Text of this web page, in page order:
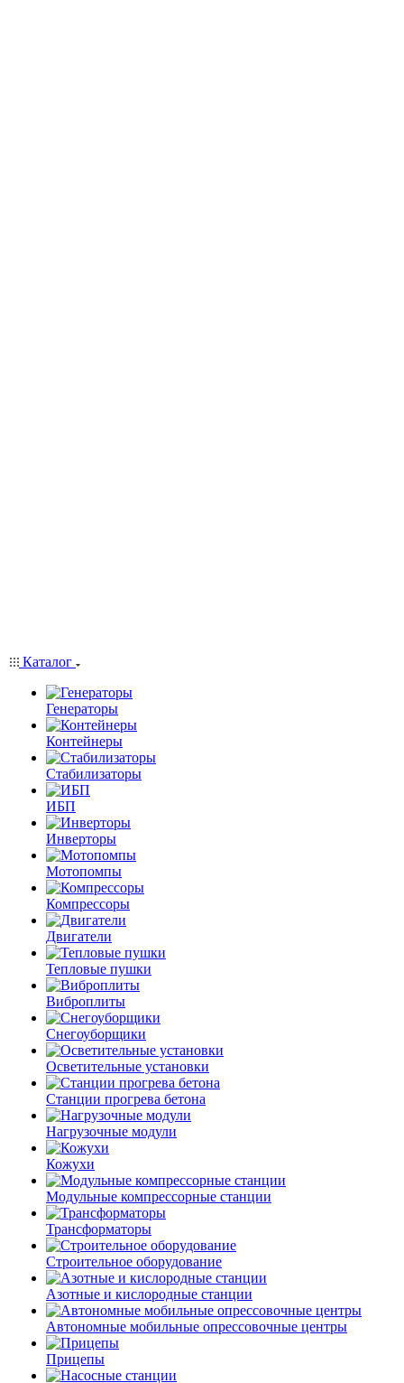
Каталог
Генераторы
Контейнеры
Стабилизаторы
ИБП
Инверторы
Мотопомпы
Компрессоры
Двигатели
Тепловые пушки
Виброплиты
Снегоуборщики
Осветительные установки
Станции прогрева бетона
Нагрузочные модули
Кожухи
Модульные компрессорные станции
Трансформаторы
Строительное оборудование
Азотные и кислородные станции
Автономные мобильные опрессовочные центры
Прицепы